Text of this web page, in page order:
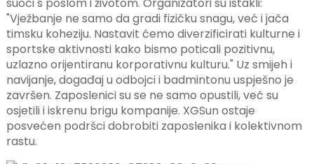
"Vježbanje ne samo da gradi fizičku snagu, već i jača
timsku koheziju. Nastavit ćemo diverzificirati kulturne i
sportske aktivnosti kako bismo poticali pozitivnu,
uzlazno orijentiranu korporativnu kulturu." Uz smijeh i
navijanje, događaj u odbojci i badmintonu uspješno je
završen. Zaposlenici su se ne samo opustili, već su
osjetili i iskrenu brigu kompanije. XGSun ostaje
posvećen podršci dobrobiti zaposlenika i kolektivnom
rastu.